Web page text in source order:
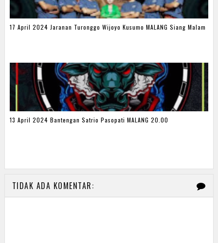
17 April 2024 Jaranan Turonggo Wijoyo Kusumo MALANG Siang Malam
13 April 2024 Bantengan Satrio Pasopati MALANG 20.00
TIDAK ADA KOMENTAR: